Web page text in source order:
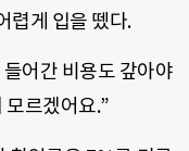
렵게 입을 뗐다.
어간 비용도 갚아야
모르겠어요.”